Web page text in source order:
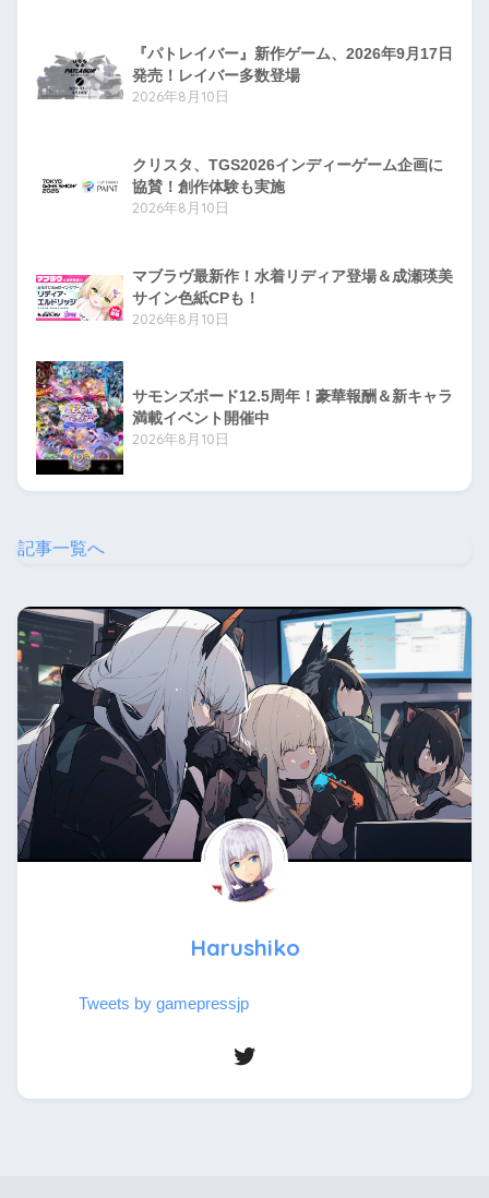
『パトレイバー』新作ゲーム、2026年9月17日
発売！レイバー多数登場
2026年8月10日
クリスタ、TGS2026インディーゲーム企画に
協賛！創作体験も実施
2026年8月10日
マブラヴ最新作！水着リディア登場＆成瀬瑛美
サイン色紙CPも！
2026年8月10日
サモンズボード12.5周年！豪華報酬＆新キャラ
満載イベント開催中
2026年8月10日
記事一覧へ
Harushiko
Tweets by gamepressjp